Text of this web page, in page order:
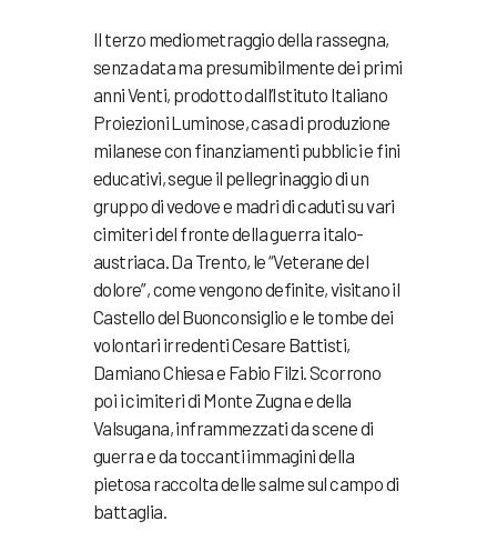
Il terzo mediometraggio della rassegna,
senza data ma presumibilmente dei primi
anni Venti, prodotto dall’Istituto Italiano
Proiezioni Luminose, casa di produzione
milanese con finanziamenti pubblici e fini
educativi, segue il pellegrinaggio di un
gruppo di vedove e madri di caduti su vari
cimiteri del fronte della guerra italo-
austriaca. Da Trento, le “Veterane del
dolore”, come vengono definite, visitano il
Castello del Buonconsiglio e le tombe dei
volontari irredenti Cesare Battisti,
Damiano Chiesa e Fabio Filzi. Scorrono
poi i cimiteri di Monte Zugna e della
Valsugana, inframmezzati da scene di
guerra e da toccanti immagini della
pietosa raccolta delle salme sul campo di
battaglia.